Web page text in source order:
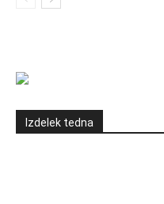
Izdelek tedna